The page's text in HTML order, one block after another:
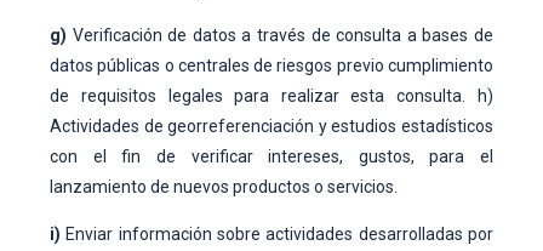
g) Verificación de datos a través de consulta a bases de
datos públicas o centrales de riesgos previo cumplimiento
de requisitos legales para realizar esta consulta. h)
Actividades de georreferenciación y estudios estadísticos
con el fin de verificar intereses, gustos, para el
lanzamiento de nuevos productos o servicios.
i) Enviar información sobre actividades desarrolladas por